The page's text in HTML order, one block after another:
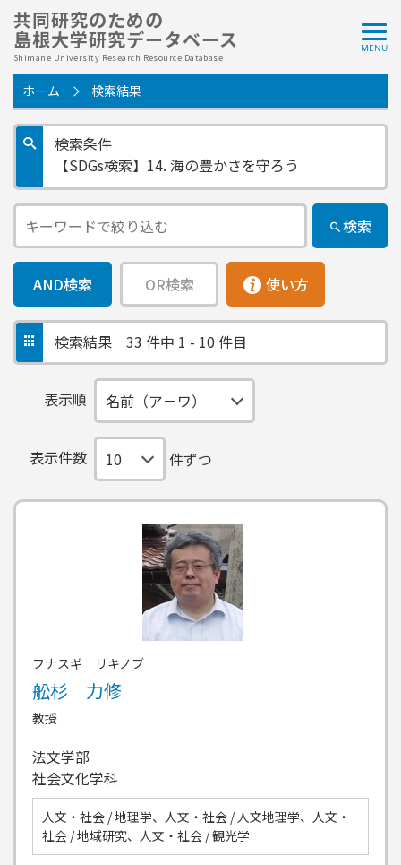
共同研究のための
島根大学研究データベース
Shimane University Research Resource Database
ホーム 検索結果
検索条件
【SDGs検索】14. 海の豊かさを守ろう
検索
AND検索 OR検索 使い方
検索結果 33 件中 1 - 10 件目
表示順
表示件数 件ずつ
フナスギ リキノブ
舩杉 力修
教授
法文学部
社会文化学科
人文・社会 / 地理学、人文・社会 / 人文地理学、人文・
社会 / 地域研究、人文・社会 / 観光学